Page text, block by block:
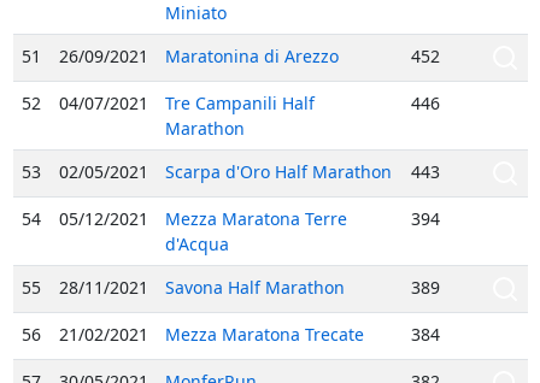
Miniato
51 26/09/2021 Maratonina di Arezzo 452
52 04/07/2021
Tre Campanili Half
Marathon
446
53 02/05/2021 Scarpa d'Oro Half Marathon 443
54 05/12/2021
Mezza Maratona Terre
d'Acqua
394
55 28/11/2021 Savona Half Marathon 389
56 21/02/2021 Mezza Maratona Trecate 384